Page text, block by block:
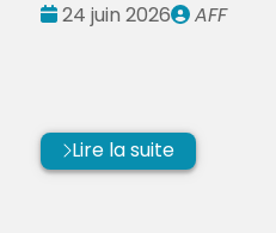
Date
24 juin 2026
Publié
AFF
Lire la suite